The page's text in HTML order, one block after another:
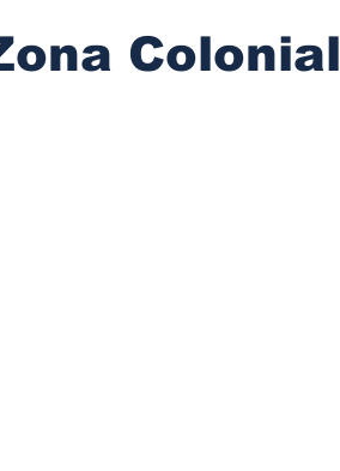
Colonial